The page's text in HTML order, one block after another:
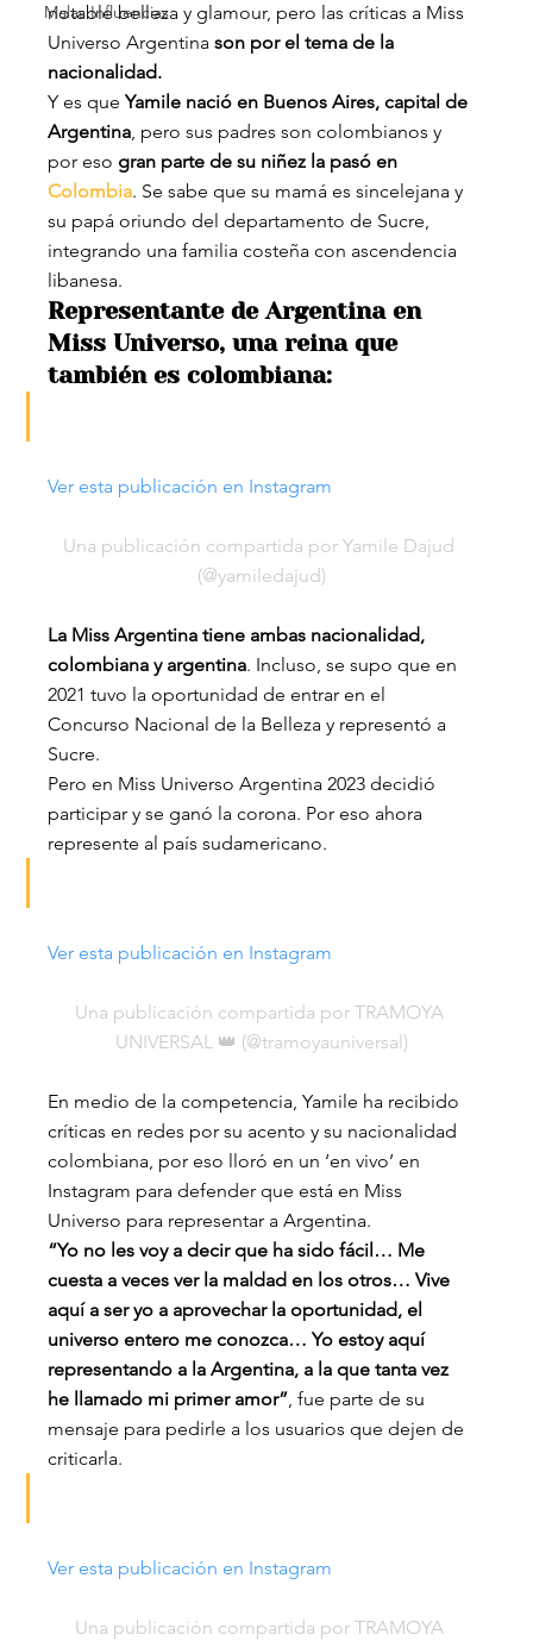
Malas Influencias
notable belleza y glamour, pero las críticas a Miss
Universo Argentina son por el tema de la
nacionalidad.
Y es que Yamile nació en Buenos Aires, capital de
Argentina, pero sus padres son colombianos y
por eso gran parte de su niñez la pasó en
Colombia. Se sabe que su mamá es sincelejana y
su papá oriundo del departamento de Sucre,
integrando una familia costeña con ascendencia
libanesa.
Representante de Argentina en
Miss Universo, una reina que
también es colombiana:
Ver esta publicación en Instagram
Una publicación compartida por Yamile Dajud
(@yamiledajud)
La Miss Argentina tiene ambas nacionalidad,
colombiana y argentina. Incluso, se supo que en
2021 tuvo la oportunidad de entrar en el
Concurso Nacional de la Belleza y representó a
Sucre.
Pero en Miss Universo Argentina 2023 decidió
participar y se ganó la corona. Por eso ahora
represente al país sudamericano.
Ver esta publicación en Instagram
Una publicación compartida por TRAMOYA
UNIVERSAL 👑 (@tramoyauniversal)
En medio de la competencia, Yamile ha recibido
críticas en redes por su acento y su nacionalidad
colombiana, por eso lloró en un ‘en vivo’ en
Instagram para defender que está en Miss
Universo para representar a Argentina.
“Yo no les voy a decir que ha sido fácil… Me
cuesta a veces ver la maldad en los otros… Vive
aquí a ser yo a aprovechar la oportunidad, el
universo entero me conozca… Yo estoy aquí
representando a la Argentina, a la que tanta vez
he llamado mi primer amor”, fue parte de su
mensaje para pedirle a los usuarios que dejen de
criticarla.
Ver esta publicación en Instagram
Una publicación compartida por TRAMOYA